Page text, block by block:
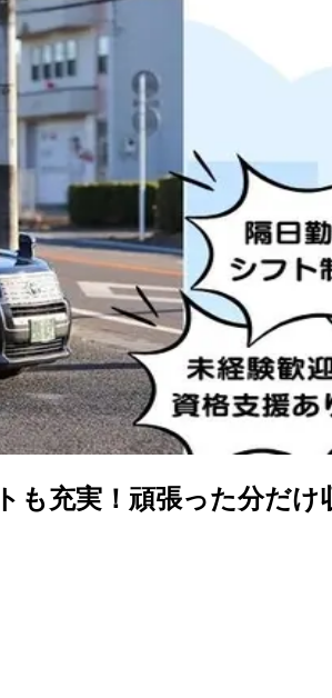
も充実！頑張った分だけ